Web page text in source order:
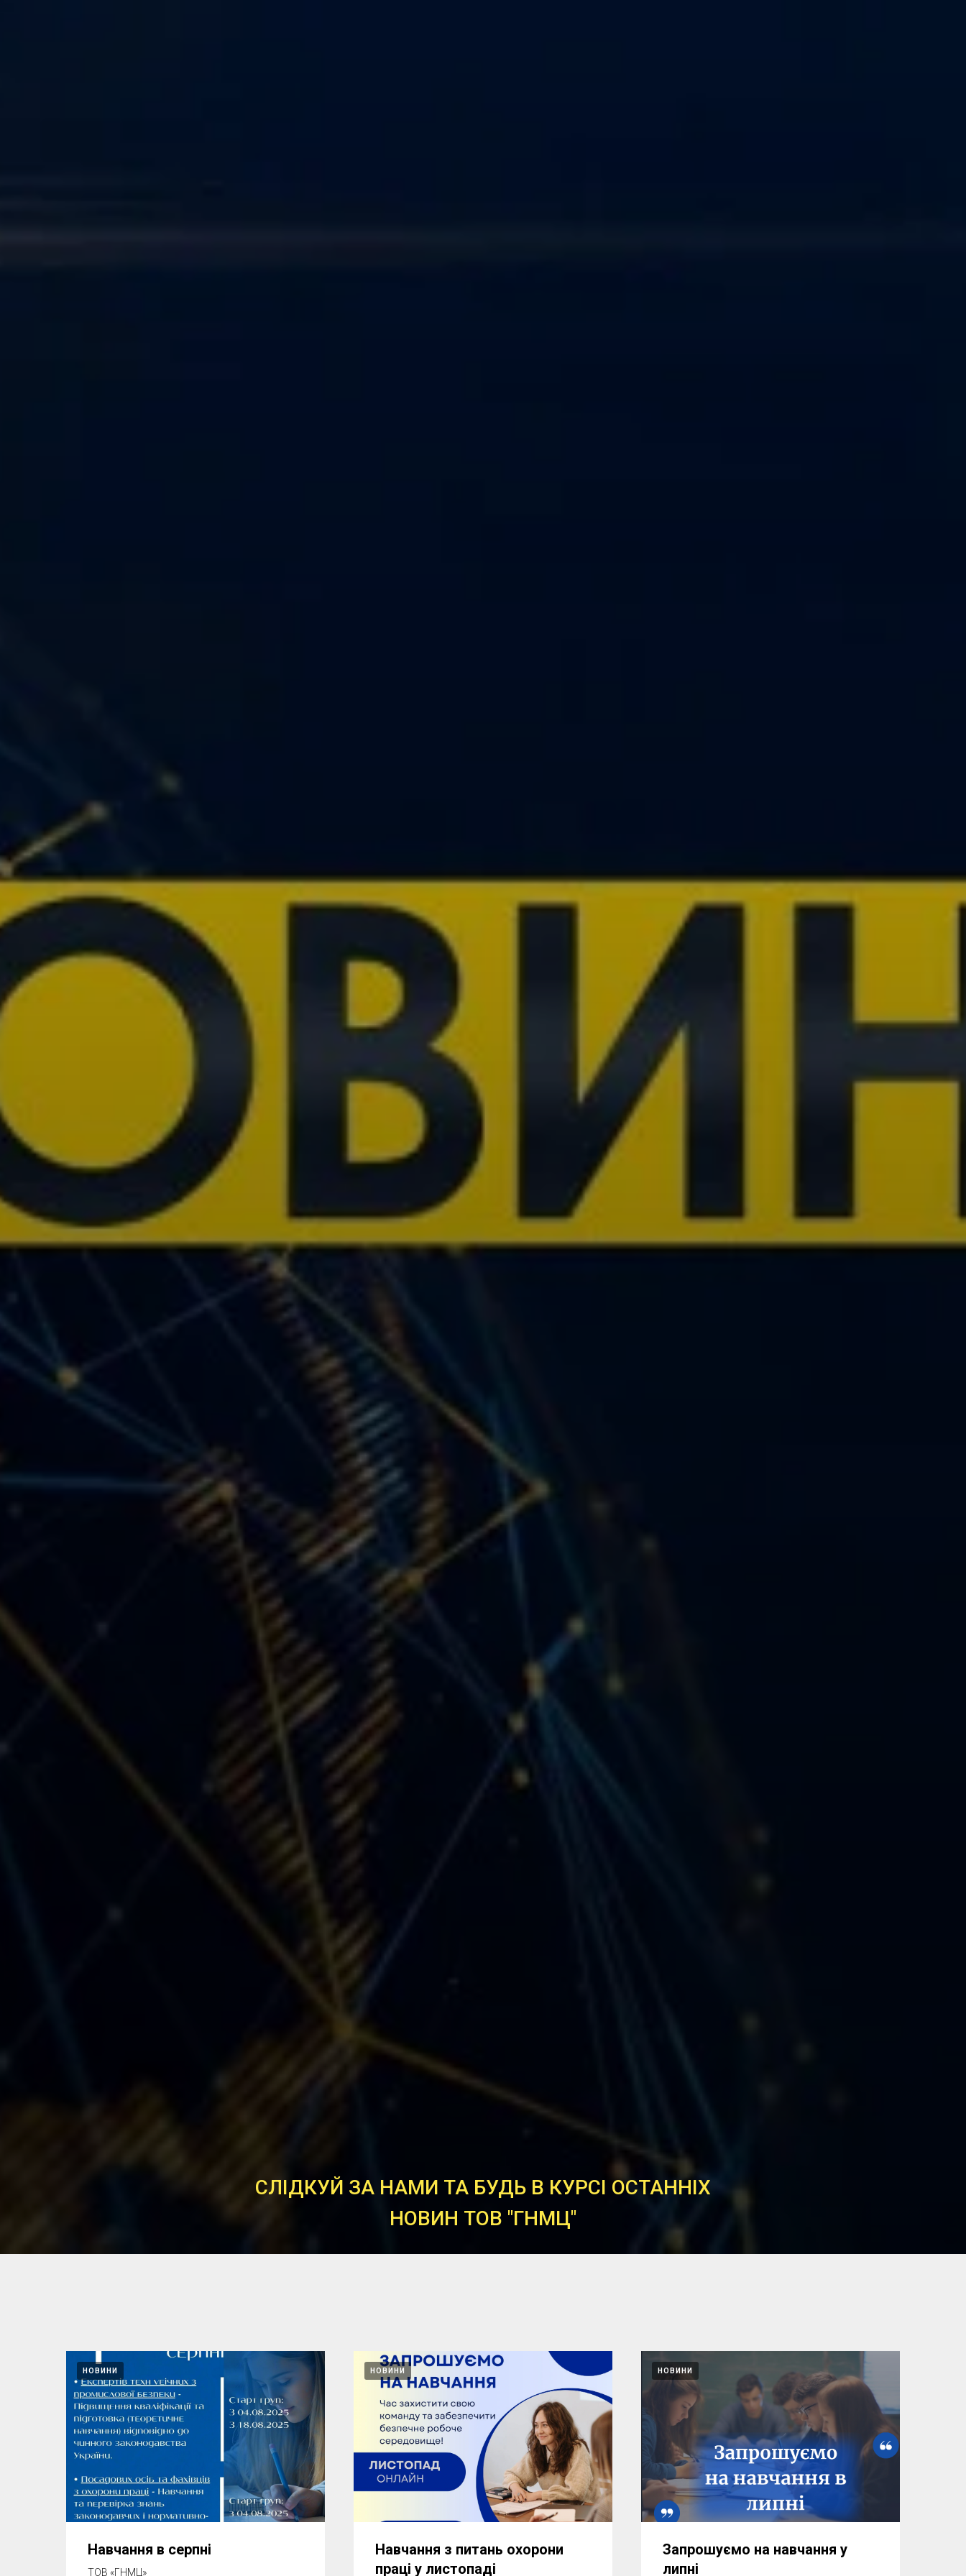
СЛІДКУЙ ЗА НАМИ ТА БУДЬ В КУРСІ ОСТАННІХ
НОВИН ТОВ "ГНМЦ"
НОВИНИ
Навчання в серпні
ТОВ «ГНМЦ»
НОВИНИ
Навчання з питань охорони
праці у листопаді
НОВИНИ
Запрошуємо на навчання у
липні